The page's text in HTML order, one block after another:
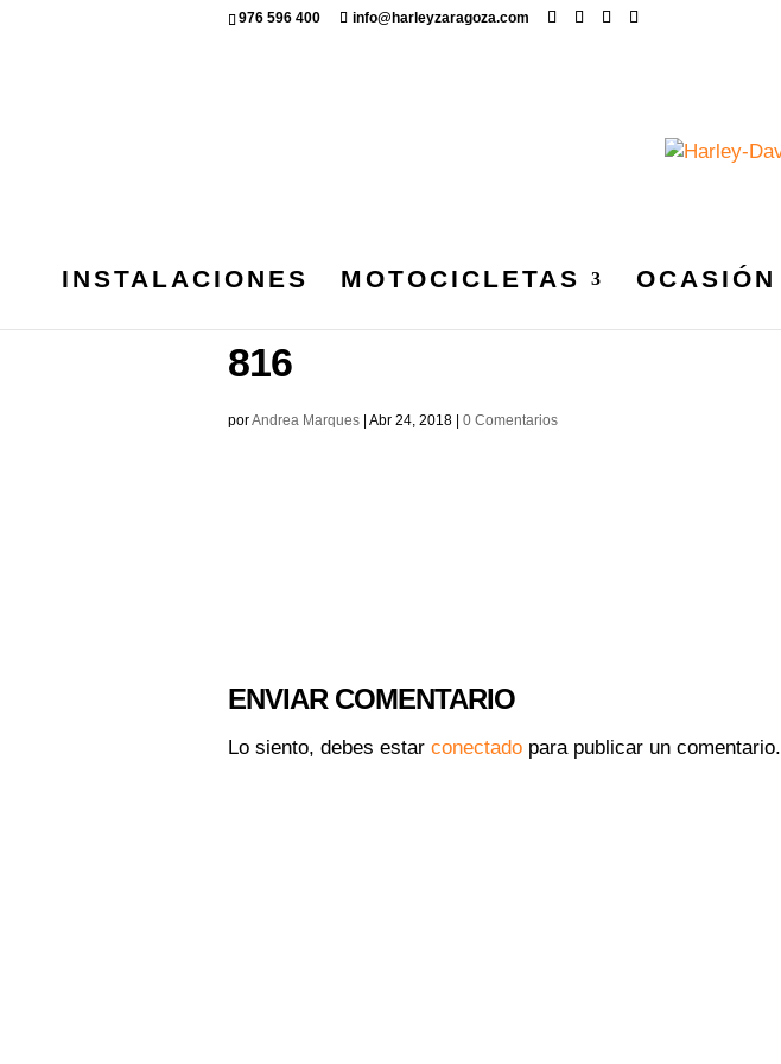
976 596 400 info@harleyzaragoza.com
INSTALACIONES MOTOCICLETAS OCASIÓN
816
porAndrea Marques Abr 24, 2018 0 Comentarios
ENVIAR COMENTARIO
Lo siento, debes estar conectado para publicar un comentario.